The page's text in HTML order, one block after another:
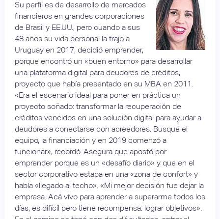
Su perfil es de desarrollo de mercados
financieros en grandes corporaciones
de Brasil y EE.UU., pero cuando a sus
48 años su vida personal la trajo a
Uruguay en 2017, decidió emprender,
porque encontró un «buen entorno» para desarrollar
una plataforma digital para deudores de créditos,
proyecto que había presentado en su MBA en 2011.
«Era el escenario ideal para poner en práctica un
proyecto soñado: transformar la recuperación de
créditos vencidos en una solución digital para ayudar a
deudores a conectarse con acreedores. Busqué el
equipo, la financiación y en 2019 comenzó a
funcionar», recordó. Asegura que apostó por
emprender porque es un «desafío diario» y que en el
sector corporativo estaba en una «zona de confort» y
había «llegado al techo». «Mi mejor decisión fue dejar la
empresa. Acá vivo para aprender a superarme todos los
días, es difícil pero tiene recompensa: lograr objetivos».